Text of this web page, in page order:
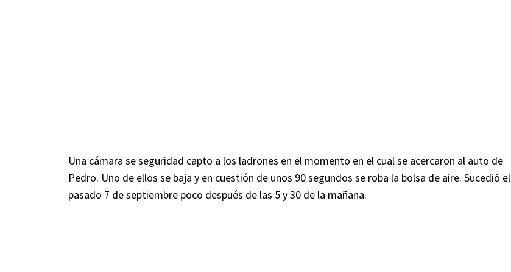
Una cámara se seguridad capto a los ladrones en el momento en el cual se acercaron al auto de
Pedro. Uno de ellos se baja y en cuestión de unos 90 segundos se roba la bolsa de aire. Sucedió el
pasado 7 de septiembre poco después de las 5 y 30 de la mañana.